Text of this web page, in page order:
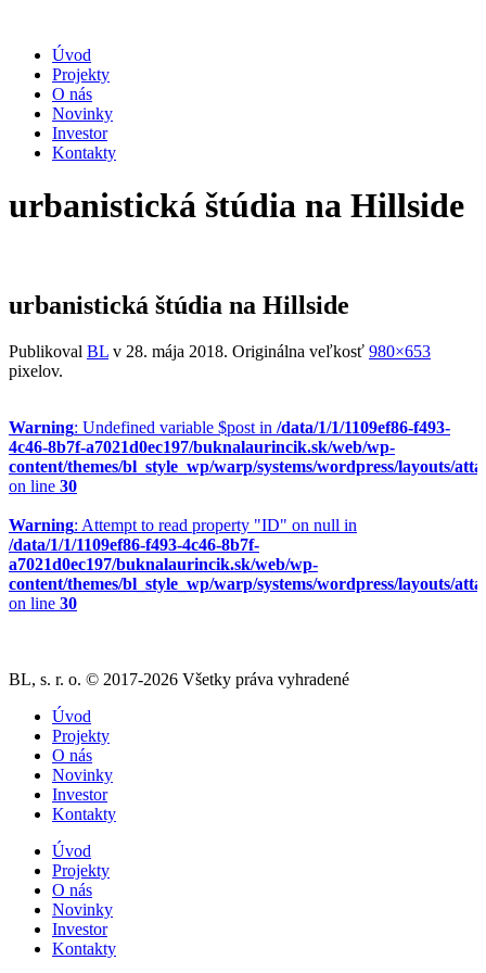
Úvod
Projekty
O nás
Novinky
Investor
Kontakty
urbanistická štúdia na Hillside
urbanistická štúdia na Hillside
Publikoval BL v 28. mája 2018. Originálna veľkosť 980×653
pixelov.
Warning: Undefined variable $post in /data/1/1/1109ef86-f493-
4c46-8b7f-a7021d0ec197/buknalaurincik.sk/web/wp-
content/themes/bl_style_wp/warp/systems/wordpress/layouts/
on line 30
Warning: Attempt to read property "ID" on null in
/data/1/1/1109ef86-f493-4c46-8b7f-
a7021d0ec197/buknalaurincik.sk/web/wp-
content/themes/bl_style_wp/warp/systems/wordpress/layouts/
on line 30
BL, s. r. o. © 2017-2026 Všetky práva vyhradené
Úvod
Projekty
O nás
Novinky
Investor
Kontakty
Úvod
Projekty
O nás
Novinky
Investor
Kontakty